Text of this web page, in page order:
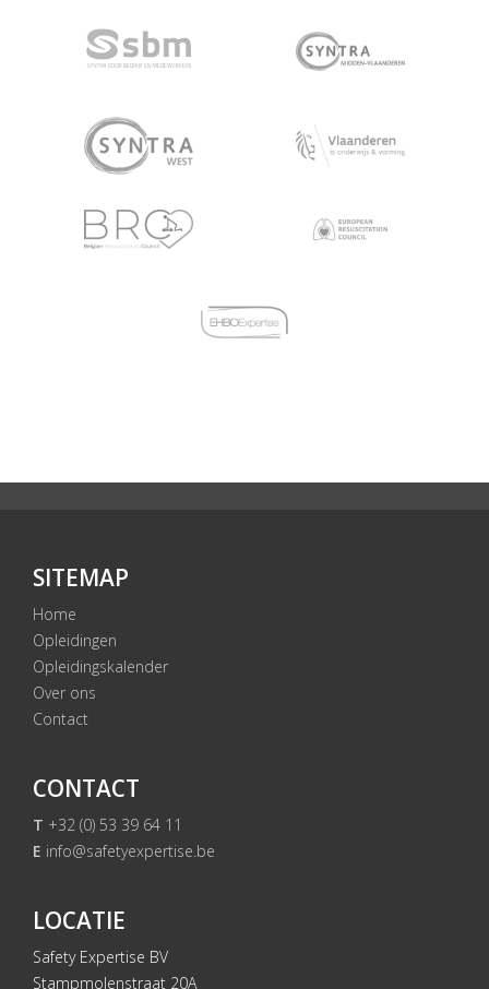
SITEMAP
Home
Opleidingen
Opleidingskalender
Over ons
Contact
CONTACT
T +32 (0) 53 39 64 11
E info@safetyexpertise.be
LOCATIE
Safety Expertise BV
Stampmolenstraat 20A